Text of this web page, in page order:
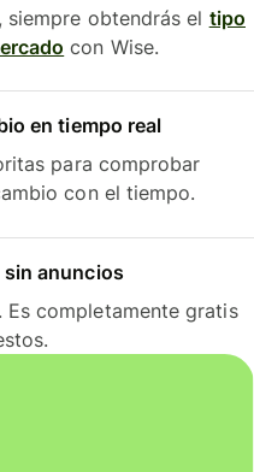
siempre obtendrás el tipo
con Wise.
en tiempo real
para comprobar
con el tiempo.
anuncios
Es completamente gratis